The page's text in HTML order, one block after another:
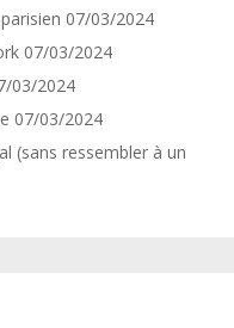
07/03/2024
07/03/2024
03/2024
07/03/2024
(sans ressembler à un